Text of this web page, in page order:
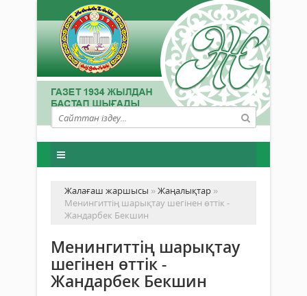
Жалағаш жаршысы »Жаңалықтар »
Менингиттің шарықтау шегінен өттік -
Жандарбек Бекшин
Менингиттің шарықтау
шегінен өттік -
Жандарбек Бекшин